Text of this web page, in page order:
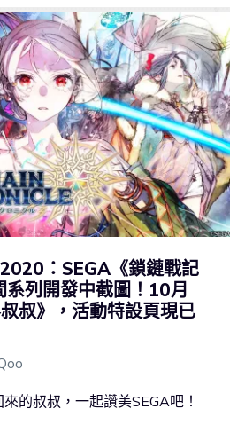
：SEGA《鎖鏈戰記
系列開發中截圖！10月
叔》，活動特設頁現已
的叔叔，一起讚美SEGA吧！